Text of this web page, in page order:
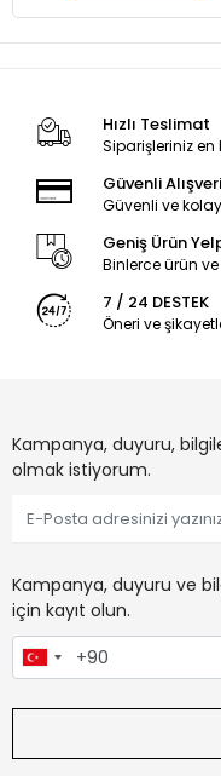
Hızlı Teslimat
Siparişleriniz en
Güvenli
Güvenli ve
Geniş Ürün
Binlerce ürün
7 / 24 DESTEK
Öneri ve
Kampanya, duyuru,
olmak istiyorum.
Kampanya, duyuru ve
için kayıt olun.